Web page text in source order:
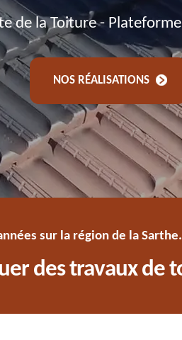
de la Toiture -
NOS RÉALISATIONS
sur la région de la Sarthe.
des travaux de